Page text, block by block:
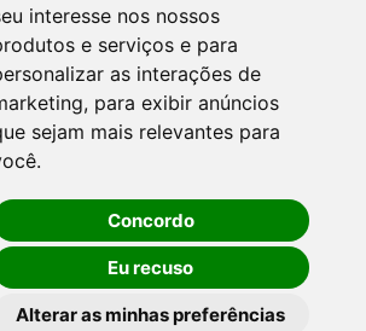
interesse nos nossos
e serviços e para
as interações de
, para exibir anúncios
sejam mais relevantes para
.
Concordo
Eu recuso
Alterar as minhas preferências
de Padronização
Municipais